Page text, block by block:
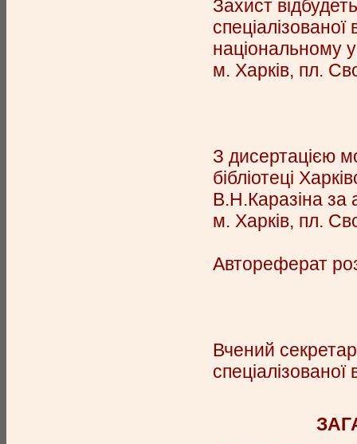
Захист
національному
м. Харків, пл.
З дисертацією
бібліотеці
В.Н.Каразіна
м. Харків, пл.
Автореферат
Вчений секретар